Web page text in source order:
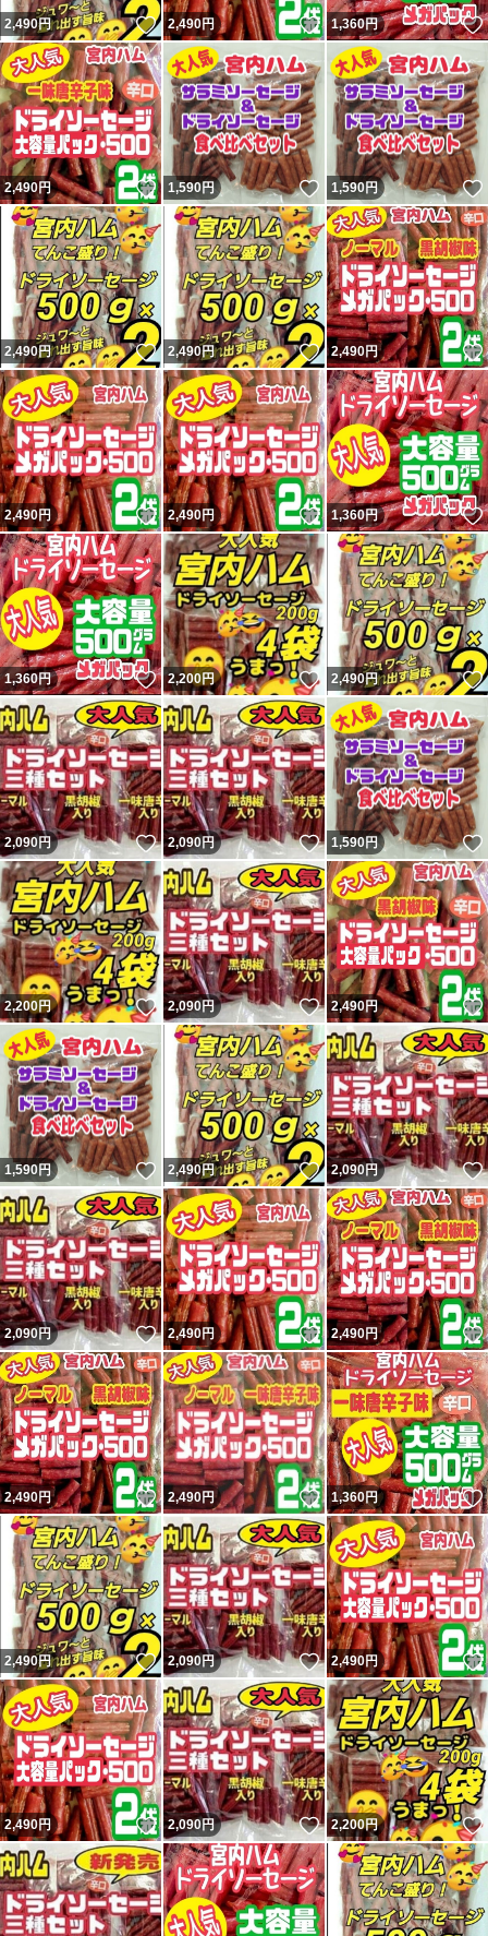
#食品
#おつまみ
#保存食
#宮内ハム
#ケンミンショー
2,490円 いいね！
2,490円 いいね！
1,360円
2,490円 いいね！
1,590円 いいね！
1,590円
2,490円 いいね！
2,490円 いいね！
2,490円
2,490円 いいね！
2,490円 いいね！
1,360円
1,360円 いいね！
2,200円 いいね！
2,490円
2,090円 いいね！
2,090円 いいね！
1,590円
2,200円 いいね！
2,090円 いいね！
2,490円
1,590円 いいね！
2,490円 いいね！
2,090円
2,090円 いいね！
2,490円 いいね！
2,490円
2,490円 いいね！
2,490円 いいね！
1,360円
2,490円 いいね！
2,090円 いいね！
2,490円
2,490円 いいね！
2,090円 いいね！
2,200円